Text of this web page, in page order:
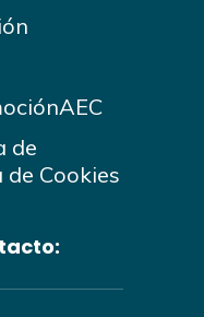
de
de Cookies